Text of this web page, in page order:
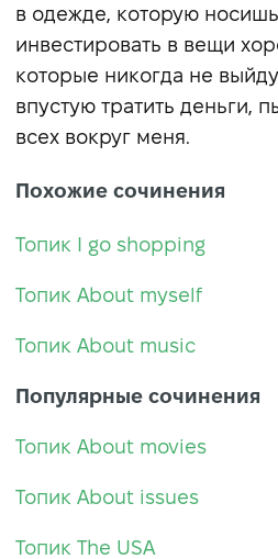
в одежде, которую
инвестировать в вещи
которые никогда не
впустую тратить деньги,
всех вокруг меня.
Похожие сочинения
Топик I go shopping
Топик About myself
Топик About music
Популярные сочинения
Топик About movies
Топик About issues
Топик The USA